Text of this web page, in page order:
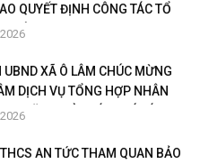
QUYẾT ĐỊNH CÔNG TÁC TỔ
BỘ
UBND XÃ Ô LÂM CHÚC MỪNG
DỊCH VỤ TỔNG HỢP NHÂN
NĂM NGÀY BÁO CHÍ CÁCH
AN TỨC THAM QUAN BẢO